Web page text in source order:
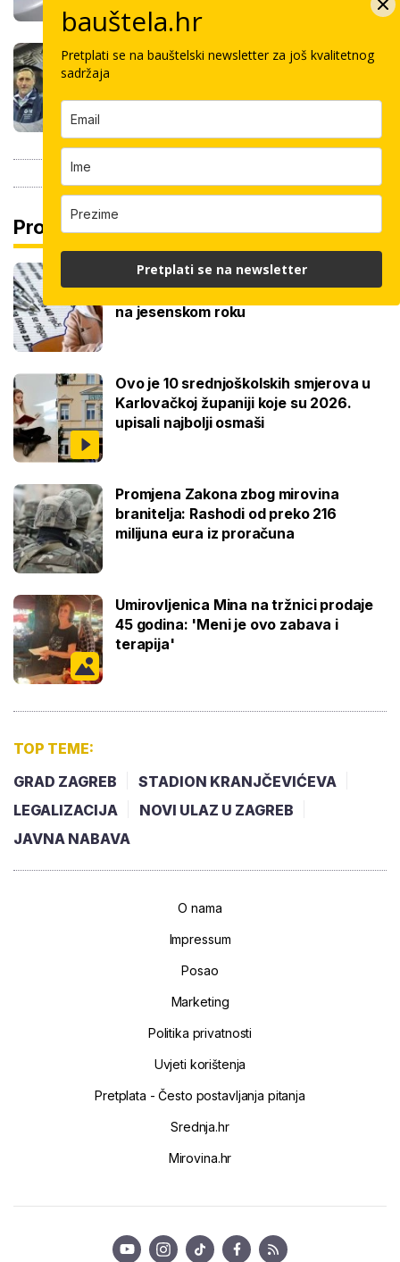
Koliko košta keramičar za kvadrat
Pročitaj još
Ove lektire maturanti se najviše boje,
a samo je jednom bila tema eseja i to
na jesenskom roku
Ovo je 10 srednjoškolskih smjerova u
Karlovačkoj županiji koje su 2026.
upisali najbolji osmaši
Promjena Zakona zbog mirovina
branitelja: Rashodi od preko 216
milijuna eura iz proračuna
Umirovljenica Mina na tržnici prodaje
45 godina: 'Meni je ovo zabava i
terapija'
TOP TEME:
GRAD ZAGREB
STADION KRANJČEVIĆEVA
LEGALIZACIJA
NOVI ULAZ U ZAGREB
JAVNA NABAVA
O nama
Impressum
Posao
Marketing
Politika privatnosti
Uvjeti korištenja
Pretplata - Često postavljanja pitanja
Srednja.hr
Mirovina.hr
bauštela.hr
Pretplati se na bauštelski newsletter za još kvalitetnog
sadržaja
Pretplati se na newsletter